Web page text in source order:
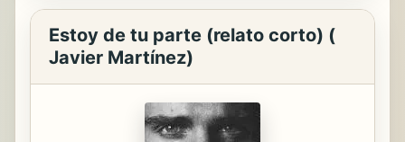
Estoy de tu parte (relato corto) (
Javier Martínez)